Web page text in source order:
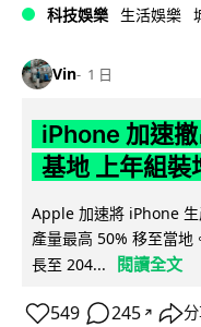
科技娛樂 生活娛樂
Vin 1 日
iPhone 加速
基地 上年組
Apple 加速將 iPhone
產量最高 50% 移至當地
長至 204...
閱讀全文
549 245 ↗